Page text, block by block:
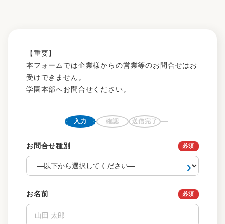
【重要】
本フォームでは企業様からの営業等のお問合せはお
受けできません。
学園本部へお問合せください。
入力 確認 送信完了
お問合せ種別
お名前